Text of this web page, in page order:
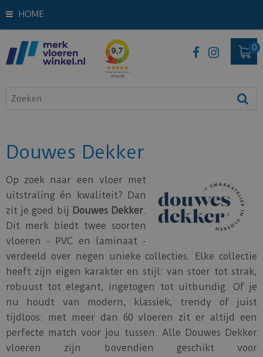
HOME
Douwes Dekker
Op zoek naar een vloer met
uitstraling én kwaliteit? Dan
zit je goed bij Douwes Dekker.
Dit merk biedt twee soorten
vloeren - PVC en laminaat -
verdeeld over negen unieke collecties. Elke collectie
heeft zijn eigen karakter en stijl: van stoer tot strak,
robuust tot elegant, ingetogen tot uitbundig. Of je
nu houdt van modern, klassiek, trendy of juist
tijdloos: met meer dan 60 vloeren zit er altijd een
perfecte match voor jou tussen. Alle Douwes Dekker
vloeren zijn bovendien geschikt voor